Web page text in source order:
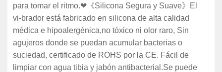
para tomar el ritmo.❤《Silicona Segura y Suave》El
vi-brador está fabricado en silicona de alta calidad
médica e hipoalergénica,no tóxico ni olor raro, Sin
agujeros donde se puedan acumular bacterias o
suciedad, certificado de ROHS por la CE. Fácil de
limpiar con agua tibia y jabón antibacterial.Se puede